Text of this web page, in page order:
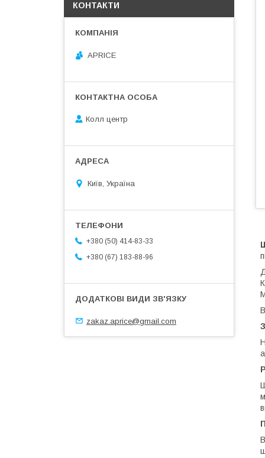
КОНТАКТИ
APRICE
Колл центр
Київ, Україна
+380 (50) 414-83-33
+380 (67) 183-88-96
zakaz.aprice@gmail.com